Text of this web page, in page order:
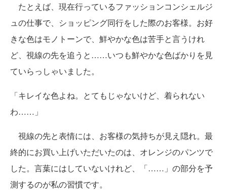
たとえば、現在行っているファッションコンシェルジ
ュの仕事で、ショッピング同行をした際のお客様。お好
きな色はモノトーンで、鮮やかな色は苦手と言うけれ
ど、視線の先を追うと……いつも鮮やかな色ばかりを見
ていらっしゃいました。
「キレイな色よね。とてもじゃないけど、着られない
わ……」
視線の先と表情には、お客様の気持ちが見え隠れ。最
終的にお買い上げいただいたのは、オレンジのパンツで
した。言葉にはしていないけれど、「……」の部分を予
測するのが私の習慣です。